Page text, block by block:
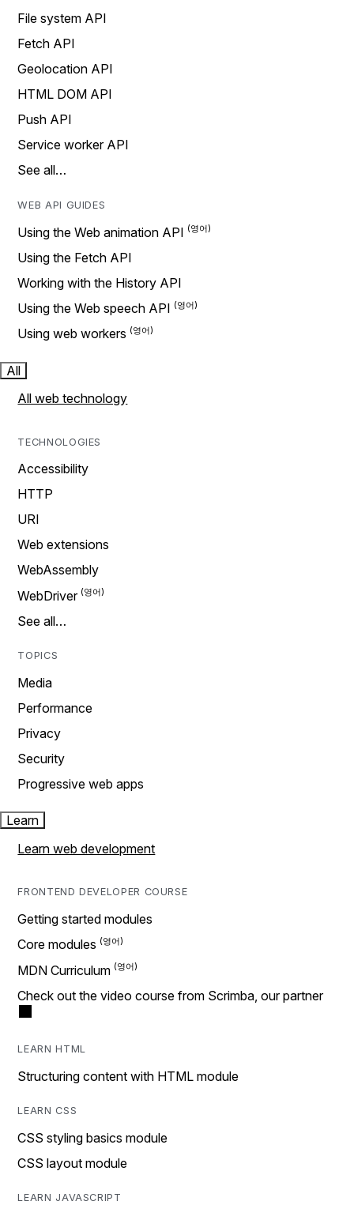
File system API
Fetch API
Geolocation API
HTML DOM API
Push API
Service worker API
See all…
WEB API GUIDES
Using the Web animation API
Using the Fetch API
Working with the History API
Using the Web speech API
Using web workers
All
All web technology
TECHNOLOGIES
Accessibility
HTTP
URI
Web extensions
WebAssembly
WebDriver
See all…
TOPICS
Media
Performance
Privacy
Security
Progressive web apps
Learn
Learn web development
FRONTEND DEVELOPER COURSE
Getting started modules
Core modules
MDN Curriculum
Check out the video course from Scrimba, our partner
LEARN HTML
Structuring content with HTML module
LEARN CSS
CSS styling basics module
CSS layout module
LEARN JAVASCRIPT